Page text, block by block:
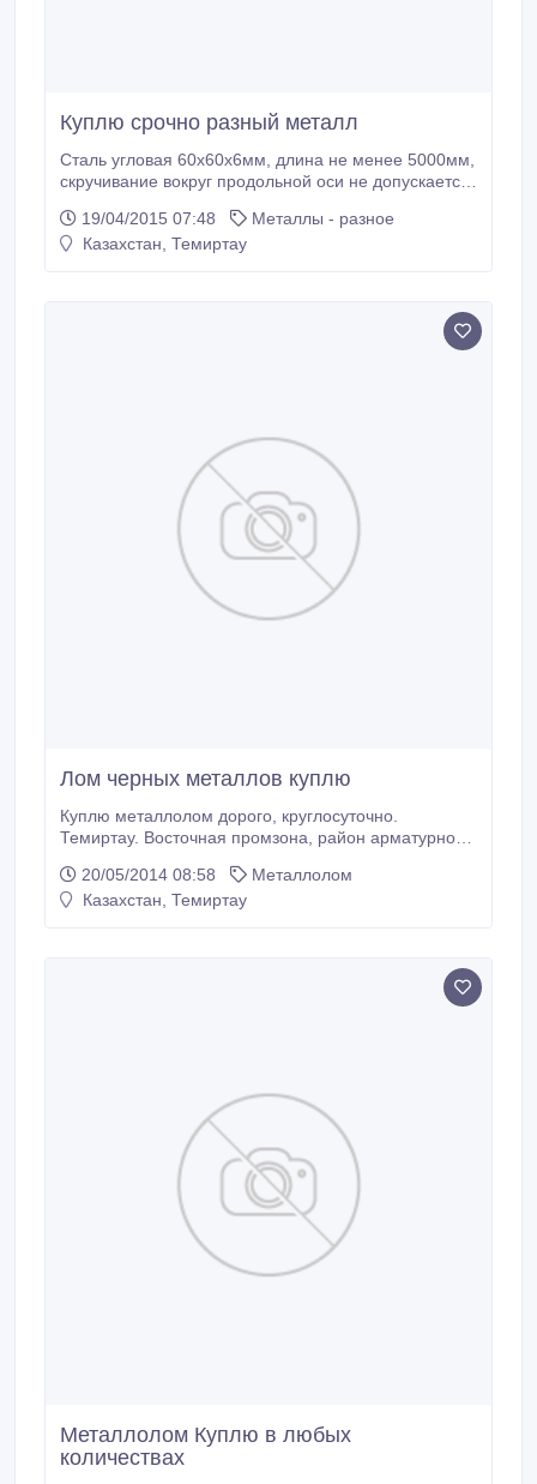
Куплю срочно разный металл
Сталь угловая 60х60х6мм, длина не менее 5000мм,
скручивание вокруг продольной оси не допускается
10х1250х не менее 4000мм, сталь 3, (ГОСТ 14637-
89, ГОСТ 19903-90)-10, 91 тн. Сталь толстолистовая
19/04/2015 07:48
Металлы - разное
Казахстан, Темиртау
Лом черных металлов куплю
Куплю металлолом дорого, круглосуточно.
Темиртау. Восточная промзона, район арматурного
20/05/2014 08:58
Металлолом
Казахстан, Темиртау
Металлолом Куплю в любых
количествах